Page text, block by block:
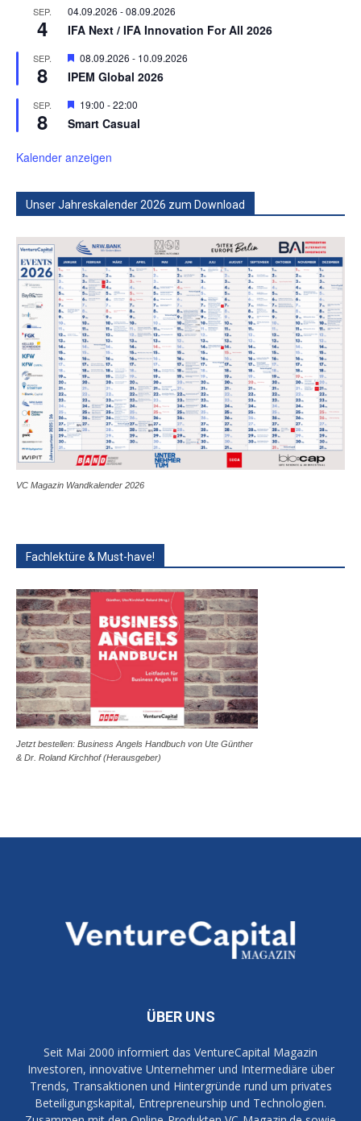
SEP.
4
04.09.2026 -08.09.2026
IFA Next / IFA Innovation For All 2026
SEP.
8
Hervorgehoben
08.09.2026 - 10.09.2026
IPEM Global 2026
SEP.
8
Hervorgehoben
19:00 -22:00
Smart Casual
Kalender anzeigen
Unser Jahreskalender 2026 zum Download
VC Magazin Wandkalender 2026
Fachlektüre & Must-have!
Jetzt bestellen: Business Angels Handbuch von Ute Günther
& Dr. Roland Kirchhof (Herausgeber)
ÜBER UNS
Seit Mai 2000 informiert das VentureCapital Magazin
Investoren, innovative Unternehmer und Intermediäre über
Trends, Transaktionen und Hintergründe rund um privates
Beteiligungskapital, Entrepreneurship und Technologien.